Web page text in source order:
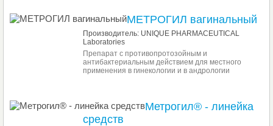
МЕТРОГИЛ вагинальный
Производитель: UNIQUE PHARMACEUTICAL
Laboratories
Препарат с противопротозойным и
антибактериальным действием для местного
применения в гинекологии и в андрологии
Метрогил® - линейка
средств